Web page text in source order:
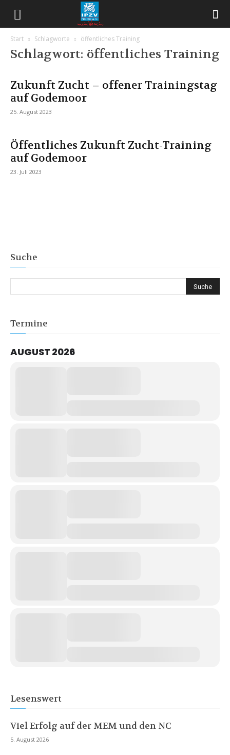
Start Schlagworte öffentliches Training
Schlagwort: öffentliches Training
Zukunft Zucht – offener Trainingstag
auf Godemoor
25. August 2023
Öffentliches Zukunft Zucht-Training
auf Godemoor
23. Juli 2023
Suche
Termine
AUGUST 2026
Lesenswert
Viel Erfolg auf der MEM und den NC
5. August 2026